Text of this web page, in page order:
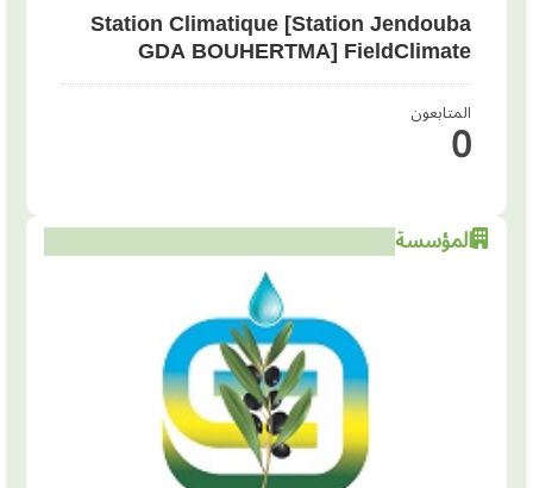
Station Climatique [Station Jendouba
GDA BOUHERTMA] FieldClimate
المتابعون0
المؤسسة